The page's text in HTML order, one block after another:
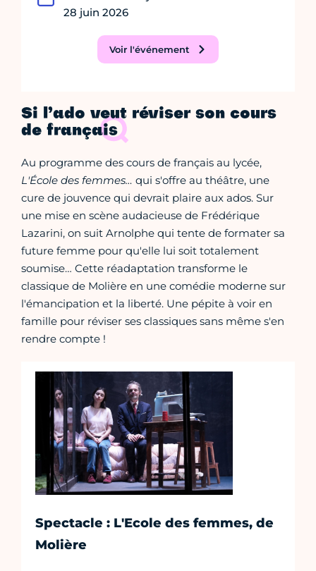
28 juin 2026
Voir l'événement
Si l’ado veut réviser son cours
de français
Au programme des cours de français au lycée,
L'École des femmes… qui s'offre au théâtre, une
cure de jouvence qui devrait plaire aux ados. Sur
une mise en scène audacieuse de Frédérique
Lazarini, on suit Arnolphe qui tente de formater sa
future femme pour qu'elle lui soit totalement
soumise… Cette réadaptation transforme le
classique de Molière en une comédie moderne sur
l'émancipation et la liberté. Une pépite à voir en
famille pour réviser ses classiques sans même s'en
rendre compte !
Spectacle : L'Ecole des femmes, de
Molière